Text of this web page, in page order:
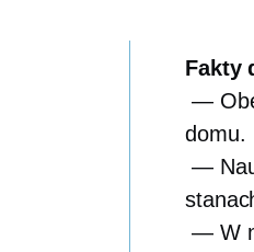
Fakty
—
domu.
—
— W